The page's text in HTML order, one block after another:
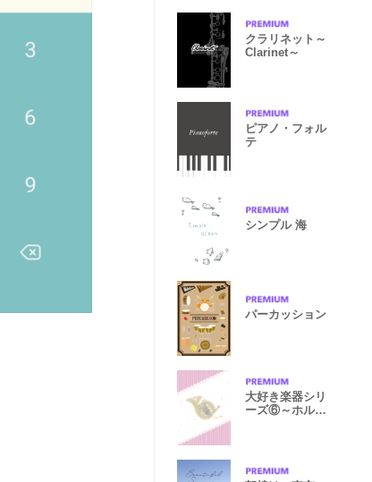
クラリネット～
Clarinet～
ピアノ・フォル
テ
シンプル 海
パーカッション
大好き楽器シリ
ーズ⑥～ホルン